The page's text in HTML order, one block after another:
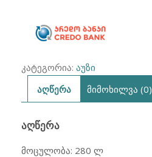
კატეგორია: აუზი
აღწერა
მიმოხილვა (0)
ᲐᲦᲬᲔᲠᲐ
მოცულობა: 280 ლ